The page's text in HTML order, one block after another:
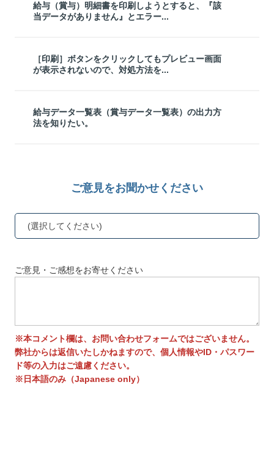
給与（賞与）明細書を印刷しようとすると、『該
当データがありません』とエラー...
［印刷］ボタンをクリックしてもプレビュー画面
が表示されないので、対処方法を...
給与データ一覧表（賞与データ一覧表）の出力方
法を知りたい。
ご意見をお聞かせください
(選択してください)
ご意見・ご感想をお寄せください
※本コメント欄は、お問い合わせフォームではございません。
弊社からは返信いたしかねますので、個人情報やID・パスワー
ド等の入力はご遠慮ください。
※日本語のみ（Japanese only）